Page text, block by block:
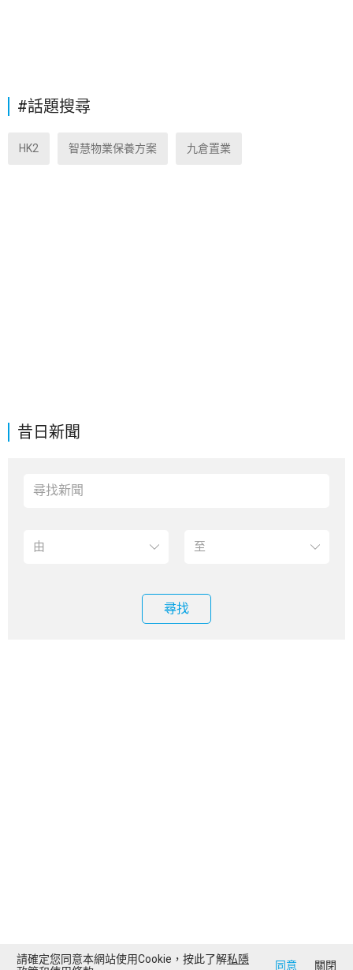
昔日新聞
尋找
#話題搜尋
HK2 智慧物業保養方案 九倉置業
請確定您同意本網站使用Cookie，按此了解私隱
同意 關閉